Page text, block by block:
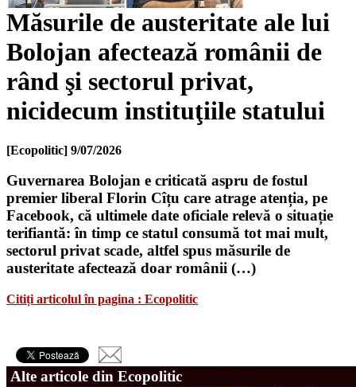
Măsurile de austeritate ale lui
Bolojan afectează românii de
rând şi sectorul privat,
nicidecum instituţiile statului
[Ecopolitic] 9/07/2026
Guvernarea Bolojan e criticată aspru de fostul
premier liberal Florin Cîțu care atrage atenția, pe
Facebook, că ultimele date oficiale relevă o situație
terifiantă: în timp ce statul consumă tot mai mult,
sectorul privat scade, altfel spus măsurile de
austeritate afectează doar românii (…)
Citiți articolul în pagina : Ecopolitic
Alte articole din Ecopolitic